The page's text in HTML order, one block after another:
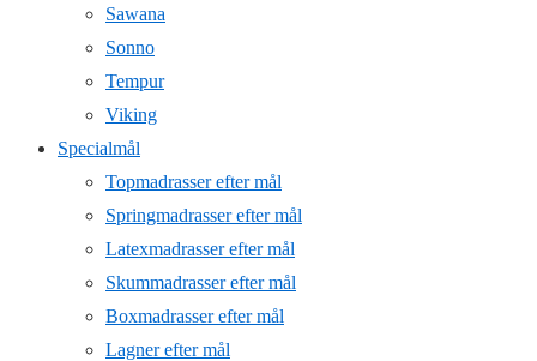
Sawana
Sonno
Tempur
Viking
Specialmål
Topmadrasser efter mål
Springmadrasser efter mål
Latexmadrasser efter mål
Skummadrasser efter mål
Boxmadrasser efter mål
Lagner efter mål